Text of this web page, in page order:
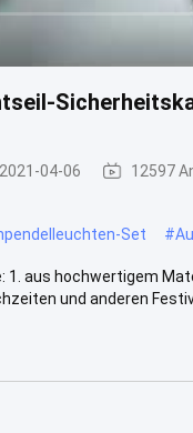
2021-04-06 12597
Set #
aus hochwertigem
und anderen